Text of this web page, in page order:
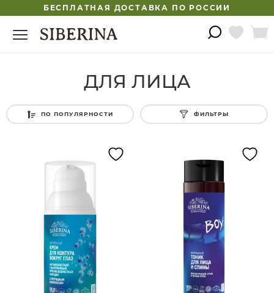
БЕСПЛАТНАЯ ДОСТАВКА ПО РОССИИ
ДЛЯ ЛИЦА
ПО ПОПУЛЯРНОСТИ ФИЛЬТРЫ